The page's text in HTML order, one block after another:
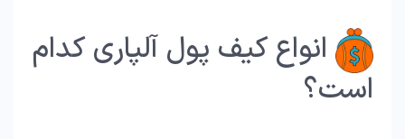
انواع کیف پول آلپاری کدام
است؟